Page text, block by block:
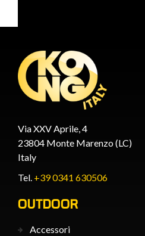
Via XXV Aprile, 4
23804 Monte Marenzo (LC)
Italy
Tel. +39 0341 630506
OUTDOOR
Accessori